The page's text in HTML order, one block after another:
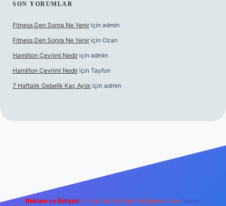
SON YORUMLAR
Fitness Den Sonra Ne Yenir için admin
Fitness Den Sonra Ne Yenir için Ozan
Hamilton Çevrimi Nedir için admin
Hamilton Çevrimi Nedir için Tayfun
7 Haftalık Gebelik Kaç Aylık için admin
Reklam ve İletişim: E-mail: backlinkpaneli@gmail.com Teams: